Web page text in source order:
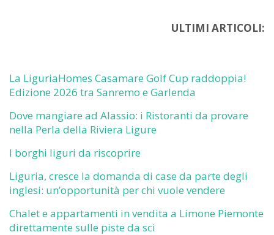
ULTIMI ARTICOLI:
La LiguriaHomes Casamare Golf Cup raddoppia!
Edizione 2026 tra Sanremo e Garlenda
Dove mangiare ad Alassio: i Ristoranti da provare
nella Perla della Riviera Ligure
I borghi liguri da riscoprire
Liguria, cresce la domanda di case da parte degli
inglesi: un’opportunità per chi vuole vendere
Chalet e appartamenti in vendita a Limone Piemonte
direttamente sulle piste da sci